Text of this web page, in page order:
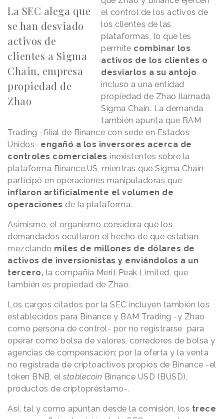
La SEC alega que
se han desviado
activos de
clientes a Sigma
Chain, empresa
propiedad de
Zhao
el control de los activos de
los clientes de las
plataformas, lo que les
permite combinar los
activos de los clientes o
desviarlos a su antojo
incluso a una entidad
propiedad de Zhao llamada
Sigma Chain. La demanda
también apunta que BAM
Trading -filial de Binance con sede en Estados
Unidos- engañó a los inversores acerca de
controles comerciales inexistentes sobre la
plataforma Binance.US, mientras que Sigma Chain
participó en operaciones manipuladoras que
inflaron artificialmente el volumen de
operaciones de la plataforma.
Asimismo, el organismo considera que los
demandados ocultaron el hecho de que estaban
mezclando miles de millones de dólares de
activos de inversionistas y enviándolos a un
tercero, la compañía Merit Peak Limited, que
también es propiedad de Zhao.
Los cargos citados por la SEC incluyen también los
establecidos para Binance y BAM Trading -y Zhao
como persona de control- por no registrarse para
operar como bolsa de valores, corredores de bolsa y
agencias de compensación; por la oferta y la venta
no registrada de criptoactivos propios de Binance -el
token BNB, el stablecoin Binance USD (BUSD),
productos de criptopréstamo-.
Así, tal y como apuntan desde la comisión, los trece